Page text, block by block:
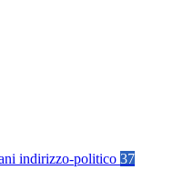
indirizzo-politico 37